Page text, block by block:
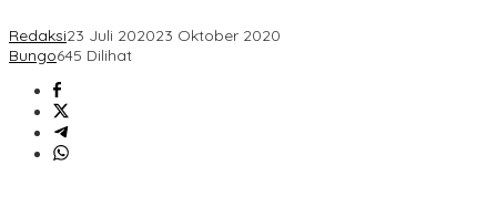
Redaksi23 Juli 202023 Oktober 2020
Bungo645 Dilihat